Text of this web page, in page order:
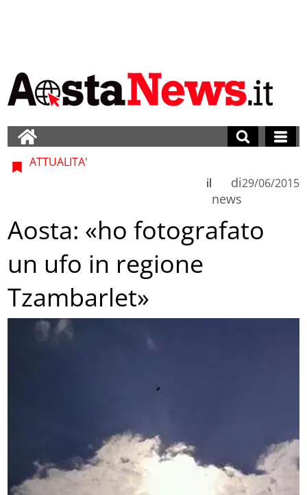
ATTUALITA'
di
news
il 29/06/2015
Aosta: «ho fotografato
un ufo in regione
Tzambarlet»